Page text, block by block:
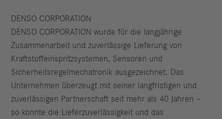
DENSO CORPORATION
DENSO CORPORATION wurde für die langjährige
Zusammenarbeit und zuverlässige Lieferung von
Kraftstoffeinspritzsystemen, Sensoren und
Sicherheitsregelmechatronik ausgezeichnet. Das
Unternehmen überzeugt mit seiner langfristigen und
zuverlässigen Partnerschaft seit mehr als 40 Jahren –
so konnte die Lieferzuverlässigkeit und das